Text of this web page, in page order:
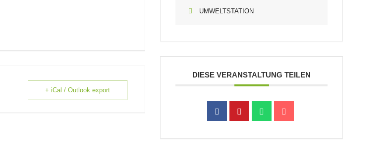
+ iCal / Outlook export
UMWELTSTATION
DIESE VERANSTALTUNG TEILEN